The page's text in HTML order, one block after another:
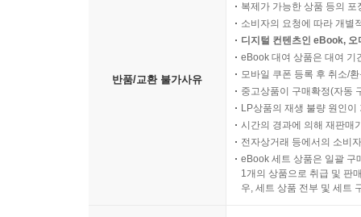
반품/교환 불가사유
복제가 가능한 상품 등의
소비자의 요청에 따라 개별
디지털 컨텐츠인 eBook,
eBook 대여 상품은 대여 기
모바일 쿠폰 등록 후 취소/
중고상품이 구매확정(자동
LP상품의 재생 불량 원인
시간의 경과에 의해 재판매
전자상거래 등에서의 소비
eBook 세트 상품은 일괄 구
1개의 상품으로 취급 및 판
우, 세트 상품 전부 및 세트